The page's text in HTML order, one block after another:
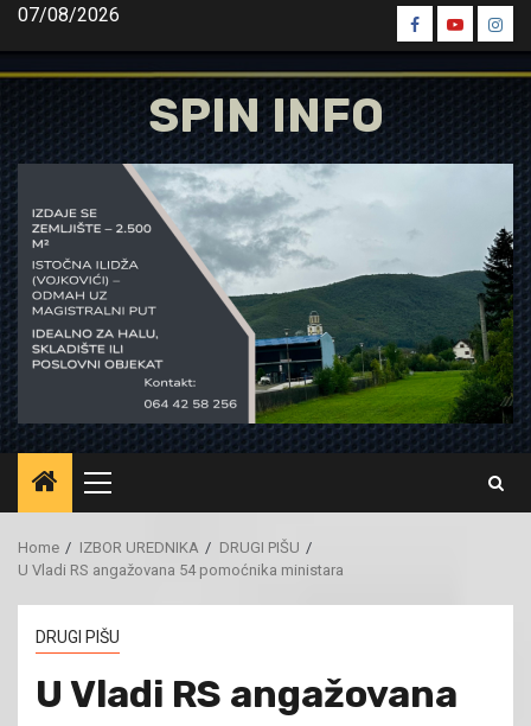
Skip
content
07/08/2026
Spin
Facebook
Spin
Youtube
Spin
SPIN INFO
Primary
Menu
Home IZBOR UREDNIKA
DRUGI PIŠU
U Vladi RS angažovana 54 pomoćnika ministara
DRUGI PIŠU
U Vladi RS angažovana